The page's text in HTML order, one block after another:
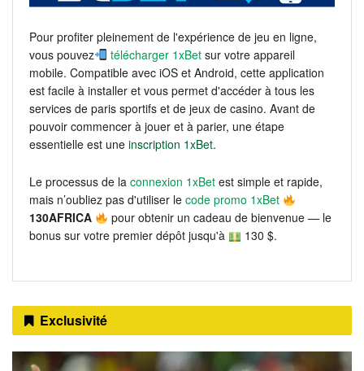
Pour profiter pleinement de l'expérience de jeu en ligne,
vous pouvez
télécharger 1xBet sur votre appareil
mobile. Compatible avec iOS et Android, cette application
est facile à installer et vous permet d'accéder à tous les
services de paris sportifs et de jeux de casino. Avant de
pouvoir commencer à jouer et à parier, une étape
essentielle est une inscription 1xBet.
Le processus de la connexion 1xBet est simple et rapide,
mais n’oubliez pas d'utiliser le code promo 1xBet
130AFRICA
pour obtenir un cadeau de bienvenue — le
bonus sur votre premier dépôt jusqu'à
130 $.
Exclusivité